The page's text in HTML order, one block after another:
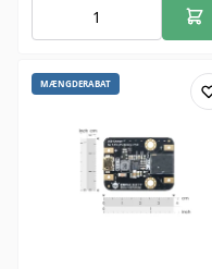
MÆNGDERABAT